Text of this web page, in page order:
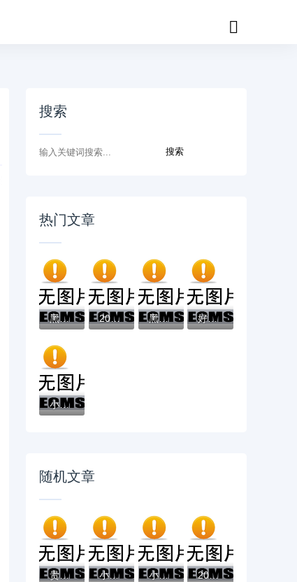
搜索
热门文章
黑户有逾期哪里能借到钱啊急用！看这5个黑户... 2025不看征信负债的网贷百分百下款，最新5个... 黑户能下款的app口子有哪些？今天带来10款黑... 好分期哪个口子好下款？老哥实测避坑贷款平...
小辉贷容易下款吗就选这7个4千元黑户无条件...
随机文章
贵阳私人借钱联系方式怎么找？靠谱渠道及避... 小额网贷5000元利息低的贷款平台，借钱软件... 小额贷款不用征信靠谱吗？下款快的正规渠道... 2023年国内合法贷款平台推荐：正规靠谱，避...